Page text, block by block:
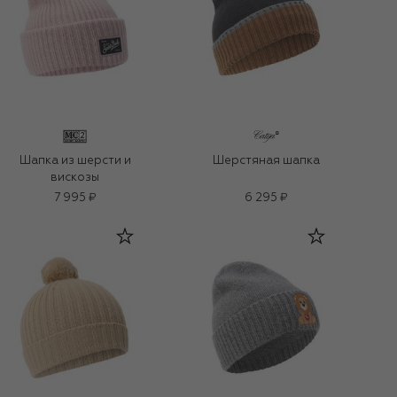
Шапка из шерсти и
вискозы
7 995 ₽
Шерстяная шапка
6 295 ₽